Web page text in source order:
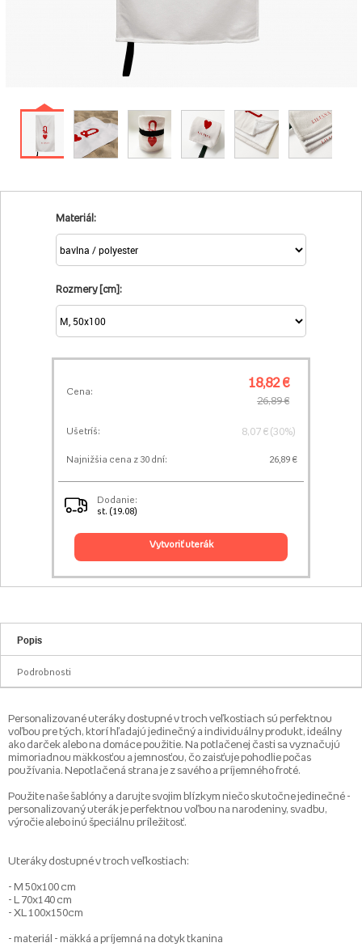
Materiál:
Rozmery [cm]:
Cena:
18,82 €
26,89 €
Ušetríš: 8,07 € (30%)
Najnižšia cena z 30 dní: 26,89 €
Dodanie:
st. (19.08)
vytvoriť uterák
Popis
Podrobnosti
Personalizované uteráky dostupné v troch veľkostiach sú perfektnou
voľbou pre tých, ktorí hľadajú jedinečný a individuálny produkt, ideálny
ako darček alebo na domáce použitie. Na potlačenej časti sa vyznačujú
mimoriadnou mäkkosťou a jemnosťou, čo zaisťuje pohodlie počas
používania. Nepotlačená strana je z savého a príjemného froté.
Použite naše šablóny a darujte svojim blízkym niečo skutočne jedinečné -
personalizovaný uterák je perfektnou voľbou na narodeniny, svadbu,
výročie alebo inú špeciálnu príležitosť.
Uteráky dostupné v troch veľkostiach:
- M 50x100 cm
- L 70x140 cm
- XL 100x150cm
- materiál - mäkká a príjemná na dotyk tkanina